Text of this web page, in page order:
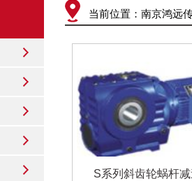
当前位置： 南京鸿远
S系列斜齿轮蜗杆